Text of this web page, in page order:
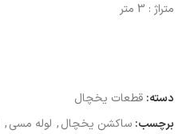
متراژ : 3 متر
دسته: قطعات یخچال
برچسب: ساکشن یخچال, لوله مسی,